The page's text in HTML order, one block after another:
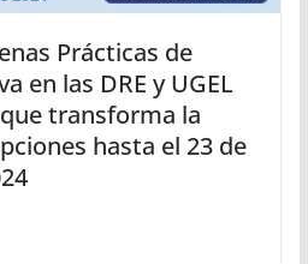
Prácticas de
en las DRE y UGEL
transforma la
hasta el 23 de